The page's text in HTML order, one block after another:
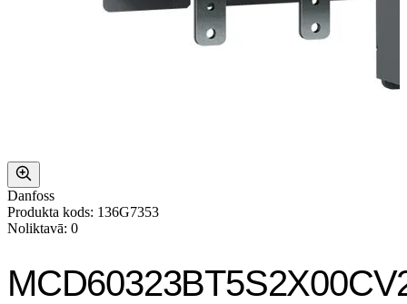
Danfoss
Produkta kods: 136G7353
Noliktavā: 0